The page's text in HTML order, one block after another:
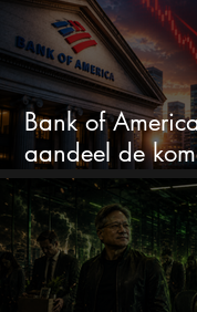
Bank of
aandeel de
stijgen na 20%